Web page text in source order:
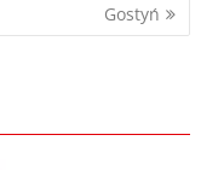
Gostyń